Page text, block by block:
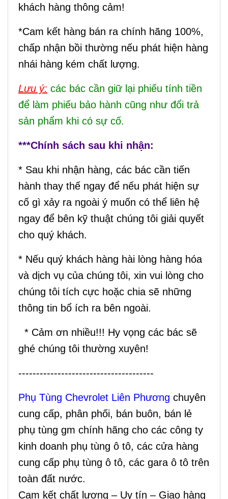
khách hàng thông cảm!
*Cam kết hàng bán ra chính hãng 100%,
chấp nhận bồi thường nếu phát hiện hàng
nhái hàng kém chất lượng.
Lưu ý: các bác cần giữ lại phiếu tính tiền
để làm phiếu bảo hành cũng như đổi trả
sản phẩm khi có sự cố.
***Chính sách sau khi nhận:
* Sau khi nhận hàng, các bác cần tiến
hành thay thế ngay để nếu phát hiện sự
cố gì xảy ra ngoài ý muốn có thể liên hệ
ngay để bên kỹ thuật chúng tôi giải quyết
cho quý khách.
* Nếu quý khách hàng hài lòng hàng hóa
và dịch vụ của chúng tôi, xin vui lòng cho
chúng tôi tích cực hoặc chia sẽ những
thông tin bổ ích ra bên ngoài.
* Cảm ơn nhiều!!! Hy vọng các bác sẽ
ghé chúng tôi thường xuyên!
--------------------------------------
Phụ Tùng Chevrolet Liên Phương chuyên
cung cấp, phân phối, bán buôn, bán lẻ
phụ tùng gm chính hãng cho các công ty
kinh doanh phụ tùng ô tô, các cửa hàng
cung cấp phụ tùng ô tô, các gara ô tô trên
toàn đất nước.
Cam kết chất lượng – Uy tín – Giao hàng